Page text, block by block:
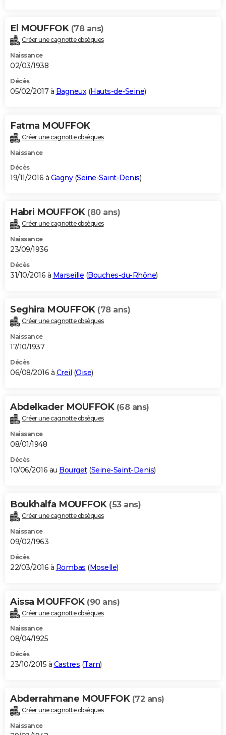
El MOUFFOK (78 ans)
Créer une cagnotte obsèques
Naissance
02/03/1938
Décès
05/02/2017 à Bagneux(Hauts-de-Seine)
Fatma MOUFFOK
Créer une cagnotte obsèques
Naissance
Décès
19/11/2016 à Gagny(Seine-Saint-Denis)
Habri MOUFFOK (80 ans)
Créer une cagnotte obsèques
Naissance
23/09/1936
Décès
31/10/2016 à Marseille (Bouches-du-Rhône)
Seghira MOUFFOK (78 ans)
Créer une cagnotte obsèques
Naissance
17/10/1937
Décès
06/08/2016 à Creil (Oise)
Abdelkader MOUFFOK (68 ans)
Créer une cagnotte obsèques
Naissance
08/01/1948
Décès
10/06/2016 au Bourget(Seine-Saint-Denis)
Boukhalfa MOUFFOK (53 ans)
Créer une cagnotte obsèques
Naissance
09/02/1963
Décès
22/03/2016 à Rombas (Moselle)
Aissa MOUFFOK (90 ans)
Créer une cagnotte obsèques
Naissance
08/04/1925
Décès
23/10/2015 à Castres (Tarn)
Abderrahmane MOUFFOK (72 ans)
Créer une cagnotte obsèques
Naissance